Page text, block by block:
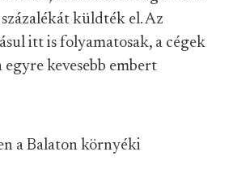
küldték el. Az
itt is folyamatosak, a cégek
kevesebb embert
a Balaton környéki